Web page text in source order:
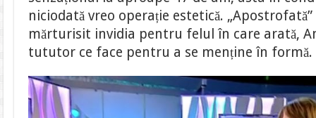
secretul
„tinereții
fără
bătrânețe”.
Ce
legumă
mănâncă
6-
7
ori
pe
zi
niciodată vreo operație estetică.
mărturisit invidia pentru felul în care arată,
tututor ce face pentru a se menține în formă.